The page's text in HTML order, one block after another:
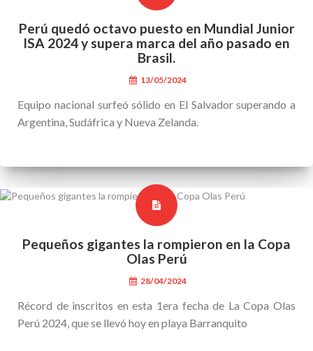
Perú quedó octavo puesto en Mundial Junior
ISA 2024 y supera marca del año pasado en
Brasil.
13/05/2024
Equipo nacional surfeó sólido en El Salvador superando a
Argentina, Sudáfrica y Nueva Zelanda.
Pequeños gigantes la rompieron en la Copa
Olas Perú
28/04/2024
Récord de inscritos en esta 1era fecha de La Copa Olas
Perú 2024, que se llevó hoy en playa Barranquito